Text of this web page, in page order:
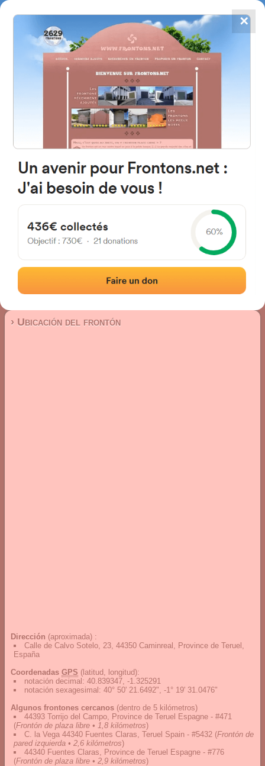
FRONTONS.NET
BUSCAR UN FRONTÓN
AÑADIR UN FRONTÓN
4784
frontones
44350 Caminreal, Province de
Calle Calvo Sotelo 23 España
Frontón de plaza libre
Localización|Fotos|Comentarios y reseñas
› Ubicación del frontón
Dirección (aproximada) :
Calle de Calvo Sotelo, 23, 44350 Caminreal, Province de Teruel,
España
Coordenadas GPS (latitud, longitud):
notación decimal : 40.839347, -1.325291
notación sexagesimal : 40° 50' 21.6492", -1° 19' 31.0476"
Algunos frontones cercanos (dentro de 5 kilómetros)
44393 Torrijo del Campo, Province de Teruel Espagne - #471
(Frontón de plaza libre • 1,8 kilómetros)
C. la Vega 44340 Fuentes Claras, Teruel Spain - #5432 (Frontón de
pared izquierda • 2,6 kilómetros)
44340 Fuentes Claras, Province de Teruel Espagne - #776
(Frontón de plaza libre • 2,9 kilómetros)
✕